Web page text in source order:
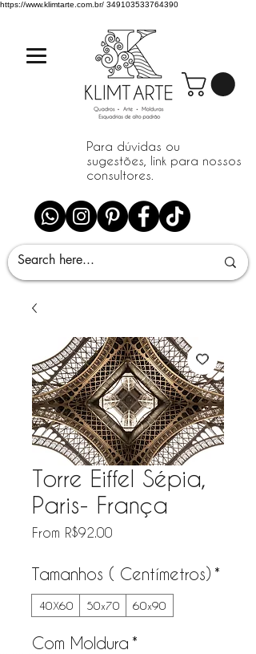
https://www.klimtarte.com.br/ 349103533764390
Para dúvidas ou
sugestões, link para nossos
consultores.
Torre Eiffel Sépia,
Paris- França
From R$92.00
Tamanhos ( Centímetros) *
40X60 50x70 60x90
Com Moldura *